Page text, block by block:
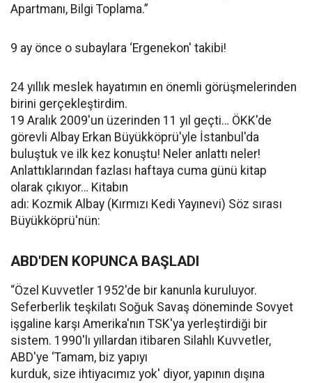
Apartmanı, Bilgi Toplama.”
9 ay önce o subaylara ‘Ergenekon' takibi!
24 yıllık meslek hayatımın en önemli görüşmelerinden
birini gerçekleştirdim.
19 Aralık 2009'un üzerinden 11 yıl geçti… ÖKK'de
görevli Albay Erkan Büyükköprü'yle İstanbul'da
buluştuk ve ilk kez konuştu! Neler anlattı neler!
Anlattıklarından fazlası haftaya cuma günü kitap
olarak çıkıyor… Kitabın
adı: Kozmik Albay (Kırmızı Kedi Yayınevi) Söz sırası
Büyükköprü'nün:
ABD'DEN KOPUNCA BAŞLADI
“Özel Kuvvetler 1952'de bir kanunla kuruluyor.
Seferberlik teşkilatı Soğuk Savaş döneminde Sovyet
işgaline karşı Amerika'nın TSK'ya yerleştirdiği bir
sistem. 1990'lı yıllardan itibaren Silahlı Kuvvetler,
ABD'ye ‘Tamam, biz yapıyı
kurduk, size ihtiyacımız yok' diyor, yapının dışına